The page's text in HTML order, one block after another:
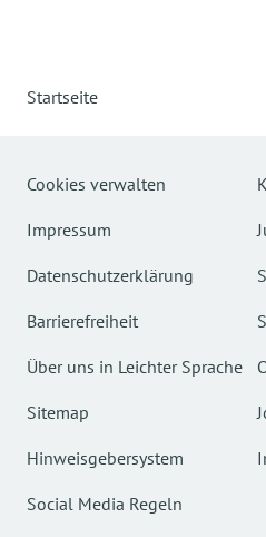
Startseite
Cookies verwalten
Impressum
Datenschutzerklärung
Barrierefreiheit
Über uns in Leichter Sprache
Sitemap
Hinweisgebersystem
Social Media Regeln